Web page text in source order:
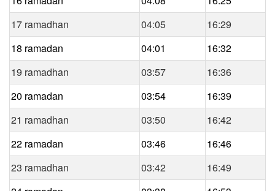
17 ramadhan
04:05
16:29
18 ramadan
04:01
16:32
19 ramadhan
03:57
16:36
20 ramadan
03:54
16:39
21 ramadhan
03:50
16:42
22 ramadan
03:46
16:46
23 ramadhan
03:42
16:49